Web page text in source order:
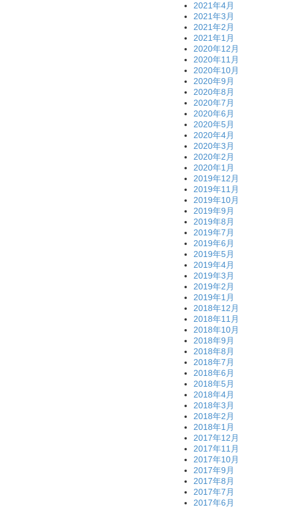
2021年4月
2021年3月
2021年2月
2021年1月
2020年12月
2020年11月
2020年10月
2020年9月
2020年8月
2020年7月
2020年6月
2020年5月
2020年4月
2020年3月
2020年2月
2020年1月
2019年12月
2019年11月
2019年10月
2019年9月
2019年8月
2019年7月
2019年6月
2019年5月
2019年4月
2019年3月
2019年2月
2019年1月
2018年12月
2018年11月
2018年10月
2018年9月
2018年8月
2018年7月
2018年6月
2018年5月
2018年4月
2018年3月
2018年2月
2018年1月
2017年12月
2017年11月
2017年10月
2017年9月
2017年8月
2017年7月
2017年6月